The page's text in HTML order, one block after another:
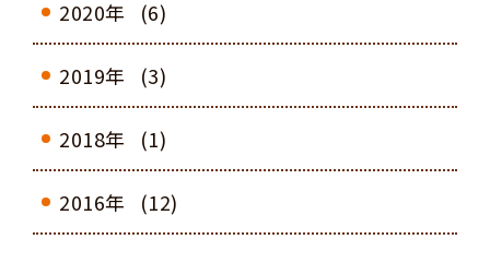
2020年 (6)
2019年 (3)
2018年 (1)
2016年 (12)